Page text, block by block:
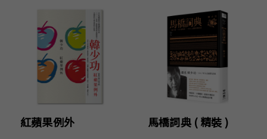
紅蘋果例外 馬橋詞典 ( 精裝 )